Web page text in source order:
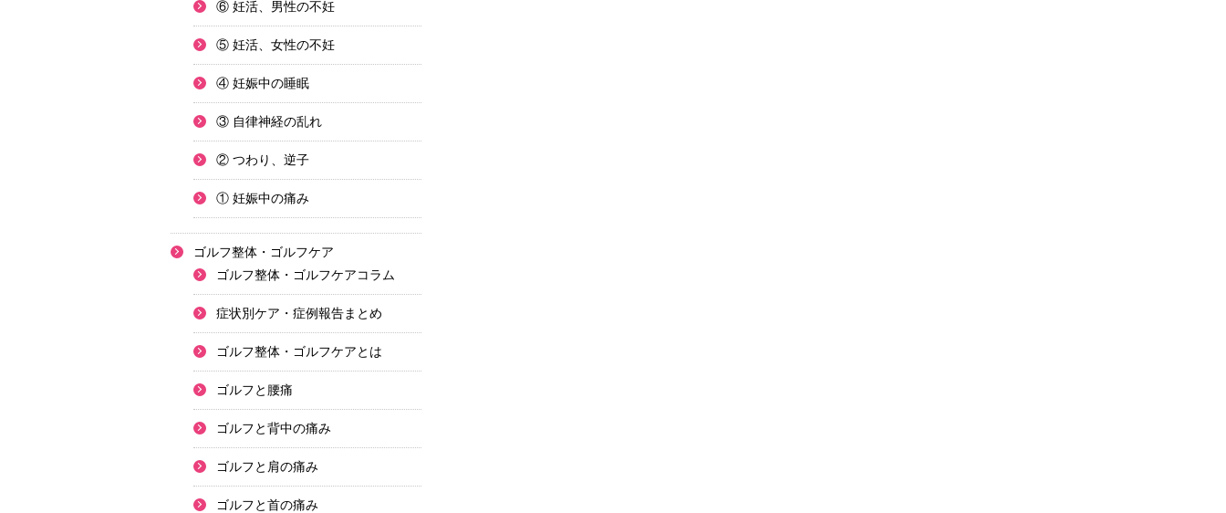
⑥ 妊活、男性の不妊
⑤ 妊活、女性の不妊
④ 妊娠中の睡眠
③ 自律神経の乱れ
② つわり、逆子
① 妊娠中の痛み
ゴルフ整体・ゴルフケア
ゴルフ整体・ゴルフケアコラム
症状別ケア・症例報告まとめ
ゴルフ整体・ゴルフケアとは
ゴルフと腰痛
ゴルフと背中の痛み
ゴルフと肩の痛み
ゴルフと首の痛み